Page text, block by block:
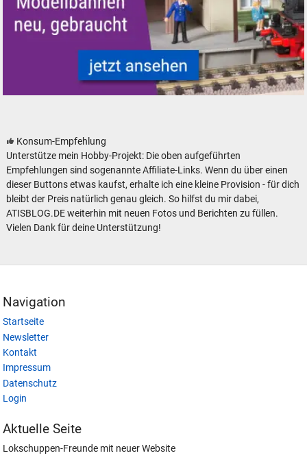
Konsum-Empfehlung
Unterstütze mein Hobby-Projekt: Die oben aufgeführten
Empfehlungen sind sogenannte Affiliate-Links. Wenn du über einen
dieser Buttons etwas kaufst, erhalte ich eine kleine Provision - für dich
bleibt der Preis natürlich genau gleich. So hilfst du mir dabei,
ATISBLOG.DE weiterhin mit neuen Fotos und Berichten zu füllen.
Vielen Dank für deine Unterstützung!
Navigation
Startseite
Newsletter
Kontakt
Impressum
Datenschutz
Login
Aktuelle Seite
Lokschuppen-Freunde mit neuer Website